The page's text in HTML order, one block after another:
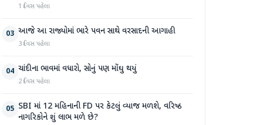
1 દિવસ પહેલા
03 આજે આ રાજ્યોમાં ભારે પવન સાથે વરસાદની આગાહી
3 દિવસ પહેલા
04 ચાંદીના ભાવમાં વધારો, સોનું પણ મોંઘુ થયું
2 દિવસ પહેલા
05 SBI માં 12 મહિનાની FD પર કેટલું વ્યાજ મળશે, વરિષ્ઠ
નાગરિકોને શું લાભ મળે છે?